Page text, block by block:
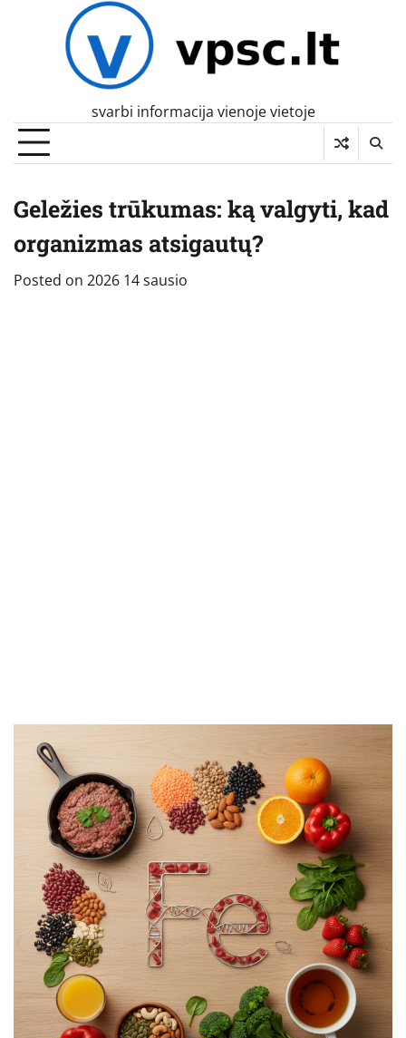
svarbi informacija vienoje vietoje
Geležies trūkumas: ką valgyti, kad
organizmas atsigautų?
Posted on 2026 14 sausio